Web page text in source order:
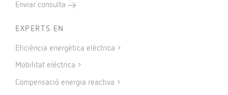
Enviar consulta
EXPERTS EN
Eficiència energètica elèctrica
Mobilitat elèctrica
Compensació energia reactiva